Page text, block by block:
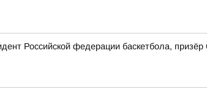
Российской федерации баскетбола,